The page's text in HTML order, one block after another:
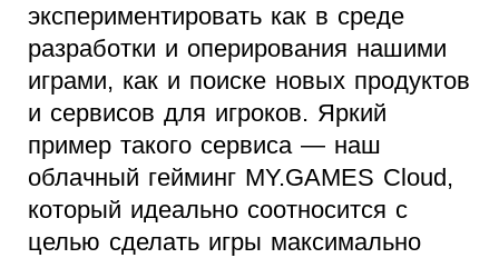
экспериментировать как в среде
разработки и оперирования нашими
играми, как и поиске новых продуктов
и сервисов для игроков. Яркий
пример такого сервиса — наш
облачный гейминг MY.GAMES Cloud,
который идеально соотносится с
целью сделать игры максимально